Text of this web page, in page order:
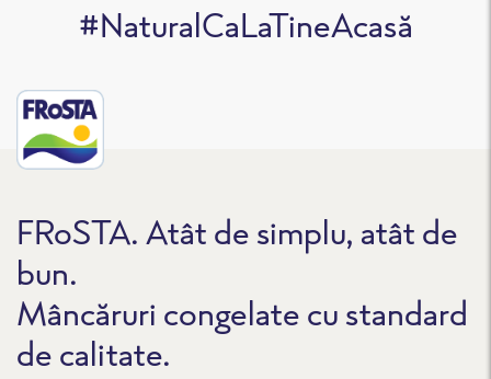
#NaturalCaLaTineAcasă
FRoSTA. Atât de simplu, atât de
bun.
Mâncăruri congelate cu standard
de calitate.